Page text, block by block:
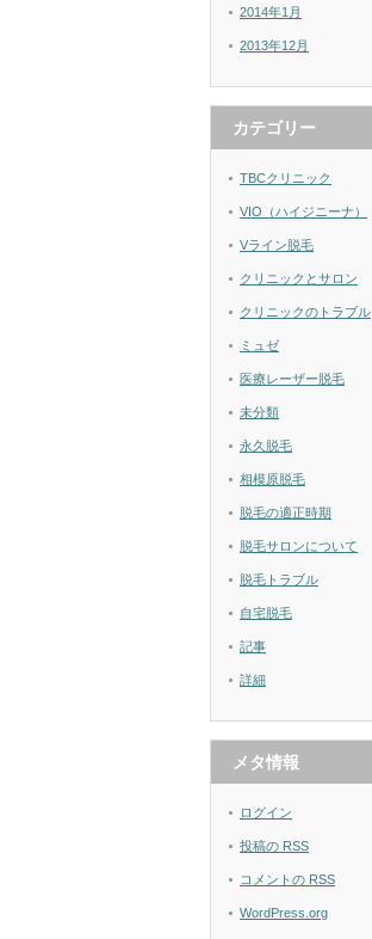
2014年1月
2013年12月
カテゴリー
TBCクリニック
VIO（ハイジニーナ）
Vライン脱毛
クリニックとサロン
クリニックのトラブル
ミュゼ
医療レーザー脱毛
未分類
永久脱毛
相模原脱毛
脱毛の適正時期
脱毛サロンについて
脱毛トラブル
自宅脱毛
記事
詳細
メタ情報
ログイン
投稿の RSS
コメントの RSS
WordPress.org